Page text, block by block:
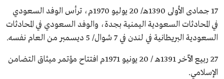
17 جمادى الأولى 1390هـ/ 20 يوليو 1970م، ترأس الوفد السعودي
في المحادثات السعودية اليمنية بجدة، والوفد السعودي في المحادثات
السعودية البريطانية في لندن في 7 شوال/ 5 ديسمبر من العام نفسه.
27 ربيع الآخر 1391هـ / 20 يونيو 1971م افتتاح مؤتمر ميثاق التضامن
الإسلامي.